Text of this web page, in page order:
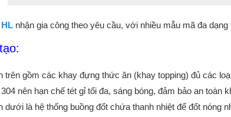
nhận gia công theo yêu cầu, với nhiều mẫu mã đa
trên gồm các khay đựng thức ăn (khay topping) đủ các
nên hạn chế tét gỉ tối đa, sáng bóng, đảm bảo an toàn
dưới là hệ thống buồng đốt chứa thanh nhiệt để đốt